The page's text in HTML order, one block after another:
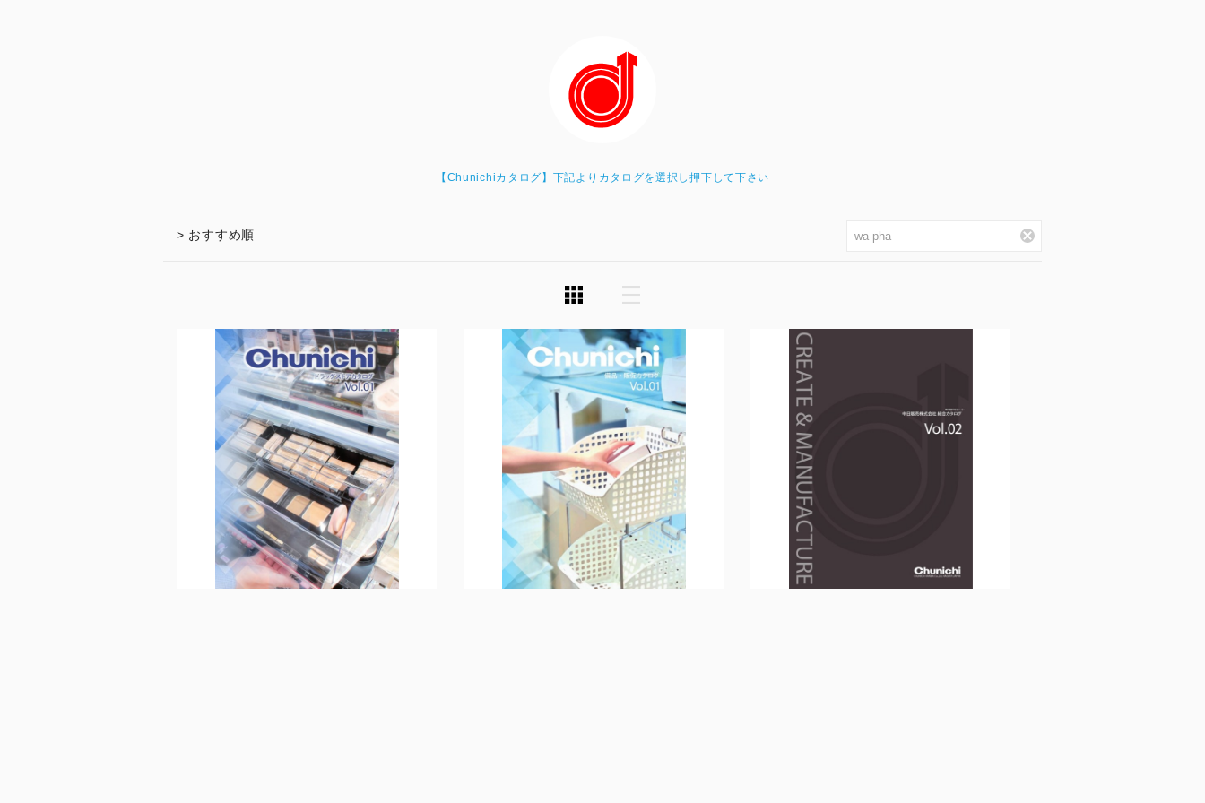
【Chunichiカタログ】下記よりカタログを選択し押下して下さい
> おすすめ順